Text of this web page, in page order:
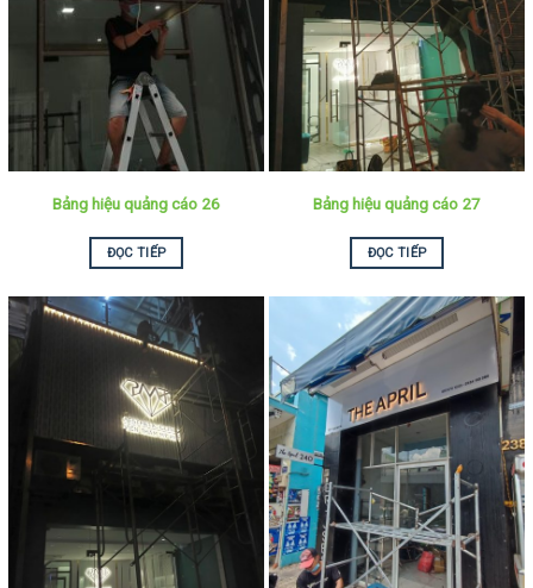
Bảng hiệu quảng cáo 26
ĐỌC TIẾP
Bảng hiệu quảng cáo 27
ĐỌC TIẾP